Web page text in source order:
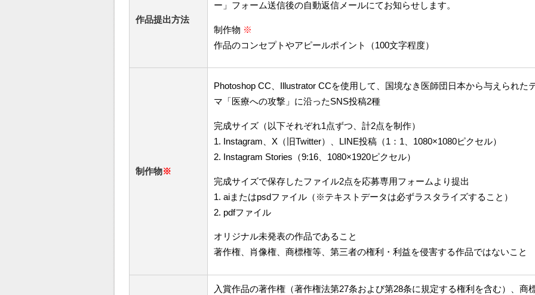
作品提出方法
ー」フォーム送信後の自動返信メールにてお知らせします。
制作物 ※
作品のコンセプトやアピールポイント（100文字程度）
制作物※
Photoshop CC、Illustrator CCを使用して、国境なき医師団日本から与えられた
マ「医療への攻撃」に沿ったSNS投稿2種
完成サイズ（以下それぞれ1点ずつ、計2点を制作）
1. Instagram、X（旧Twitter）、LINE投稿（1：1、1080×1080ピクセル）
2. Instagram Stories（9:16、1080×1920ピクセル）
完成サイズで保存したファイル2点を応募専用フォームより提出
1. aiまたはpsdファイル（※テキストデータは必ずラスタライズすること）
2. pdfファイル
オリジナル未発表の作品であること
著作権、肖像権、商標権等、第三者の権利・利益を侵害する作品ではないこと
入賞作品の著作権（著作権法第27条および第28条に規定する権利を含む）、商